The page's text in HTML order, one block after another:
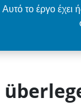
Αυτό το έργο έχει